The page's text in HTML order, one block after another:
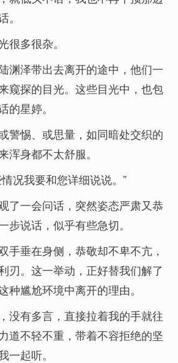
很多很杂。
渊泽带出去离开的途中，他们一
窥探的目光。这些目光中，也包
的星婷。
警惕、或思量，如同暗处交织的
浑身都不太舒服。
况我要和您详细说说。”
了一会问话，突然姿态严肃又恭
步说话，似乎有些急切。
手垂在身侧，恭敬却不卑不亢，
刃。这一举动，正好替我们解了
种尴尬环境中离开的理由。
没有多言，直接拉着我的手就往
道不轻不重，带着不容拒绝的坚
一起听。